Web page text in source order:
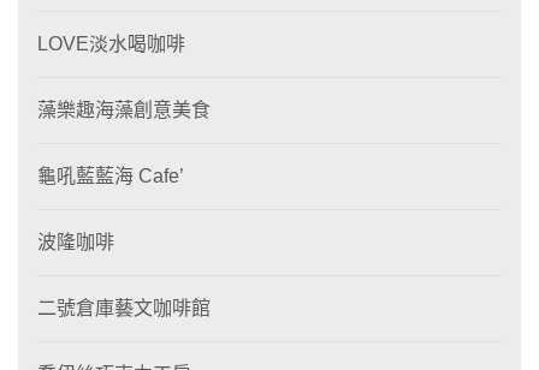
LOVE淡水喝咖啡
藻樂趣海藻創意美食
龜吼藍藍海 Cafe’
波隆咖啡
二號倉庫藝文咖啡館